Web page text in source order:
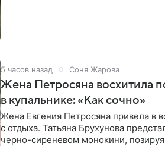
5 часов назад Соня Жарова
Жена Петросяна восхитила
в купальнике: «Как сочно»
Жена Евгения Петросяна привела в
с отдыха. Татьяна Брухунова
черно-сиреневом монокини,